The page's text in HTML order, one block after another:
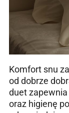
Komfort snu
od dobrze
duet
oraz higienę